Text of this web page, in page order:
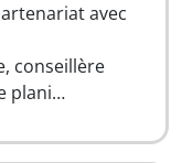
avec
conseillère
plani…